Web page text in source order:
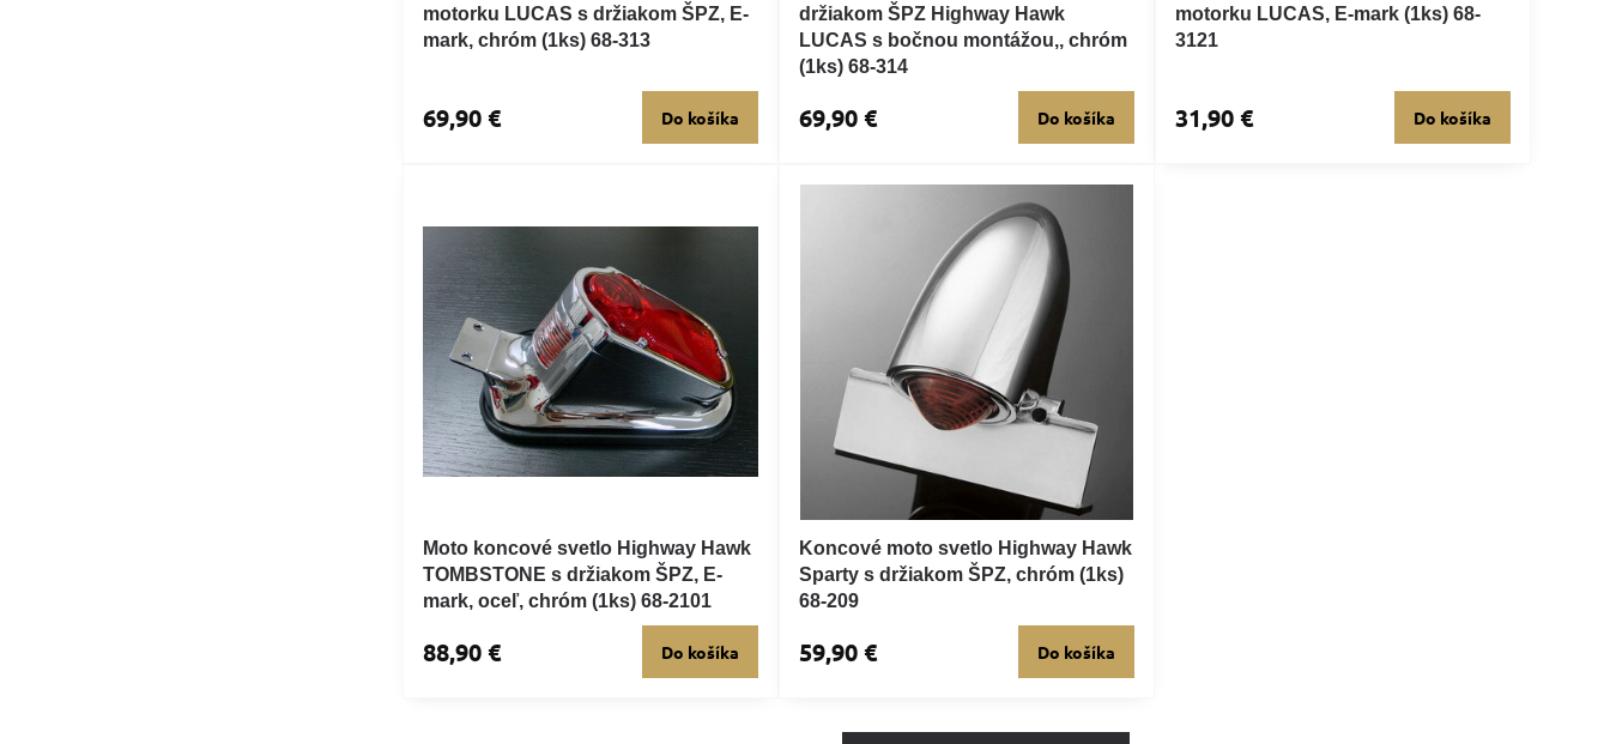
motorku LUCAS s držiakom ŠPZ, E-
mark, chróm (1ks) 68-313
69,90 € Do košíka
držiakom ŠPZ Highway Hawk
LUCAS s bočnou montážou,, chróm
(1ks) 68-314
69,90 € Do košíka
motorku LUCAS, E-mark (1ks) 68-
3121
31,90 € Do košíka
Moto koncové svetlo Highway Hawk
TOMBSTONE s držiakom ŠPZ, E-
mark, oceľ, chróm (1ks) 68-2101
88,90 € Do košíka
Koncové moto svetlo Highway Hawk
Sparty s držiakom ŠPZ, chróm (1ks)
68-209
59,90 € Do košíka